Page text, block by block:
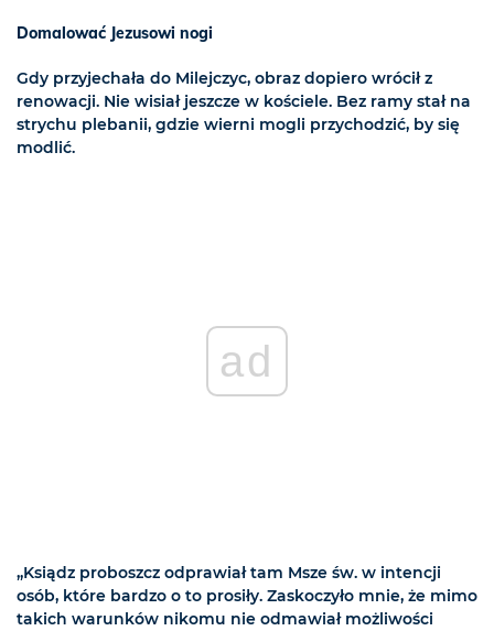
Domalować Jezusowi nogi
Gdy przyjechała do Milejczyc, obraz dopiero wrócił z
renowacji. Nie wisiał jeszcze w kościele. Bez ramy stał na
strychu plebanii, gdzie wierni mogli przychodzić, by się
modlić.
ad
„Ksiądz proboszcz odprawiał tam Msze św. w intencji
osób, które bardzo o to prosiły. Zaskoczyło mnie, że mimo
takich warunków nikomu nie odmawiał możliwości